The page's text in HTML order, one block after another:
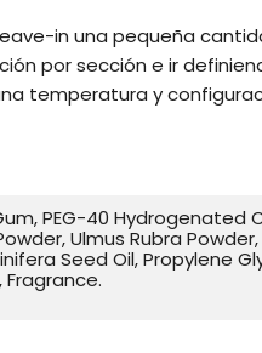
in una pequeña
por sección e ir
temperatura y
PEG-40
Ulmus Rubra
Seed Oil, Propylene